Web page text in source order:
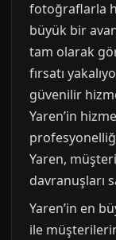
fotoğraflarla
büyük bir
tam olarak
fırsatı
güvenilir
Yaren’in
Yaren,
davranuşları
Yaren’in en
ile